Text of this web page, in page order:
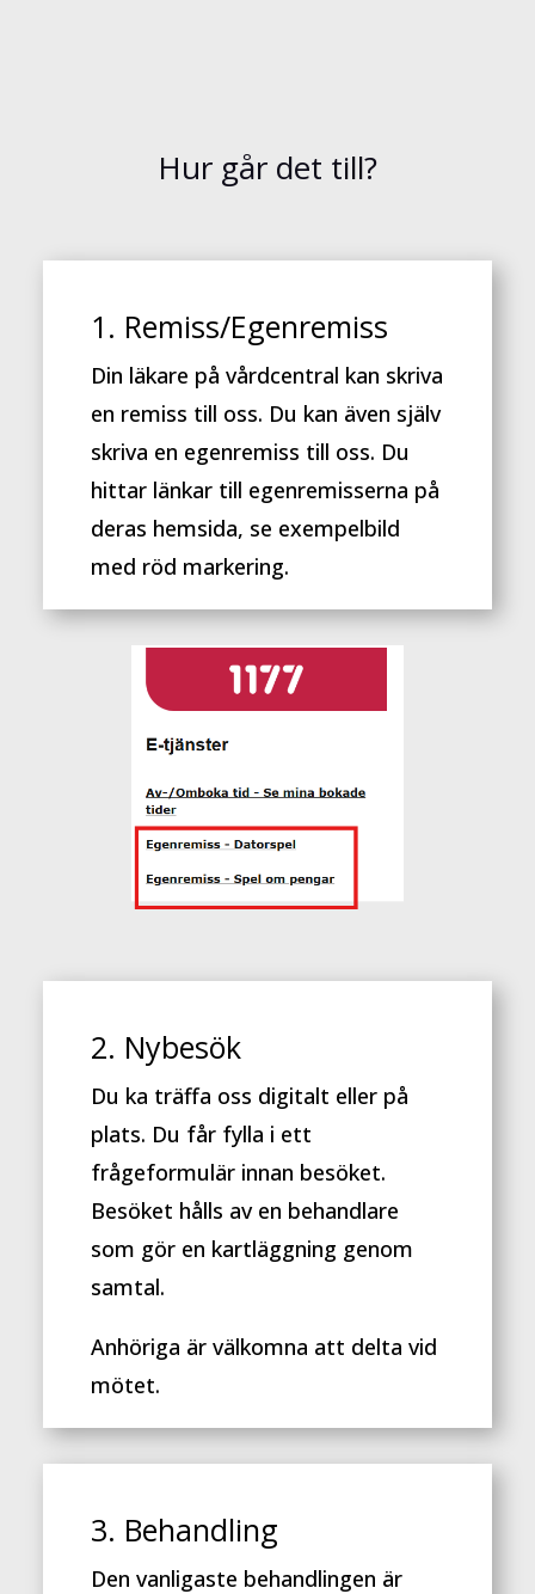
Hur går det till?
1. Remiss/Egenremiss
Din läkare på vårdcentral kan skriva
en remiss till oss. Du kan även själv
skriva en egenremiss till oss. Du
hittar länkar till egenremisserna på
deras hemsida, se exempelbild
med röd markering.
2. Nybesök
Du ka träffa oss digitalt eller på
plats. Du får fylla i ett
frågeformulär innan besöket.
Besöket hålls av en behandlare
som gör en kartläggning genom
samtal.
Anhöriga är välkomna att delta vid
mötet.
3. Behandling
Den vanligaste behandlingen är